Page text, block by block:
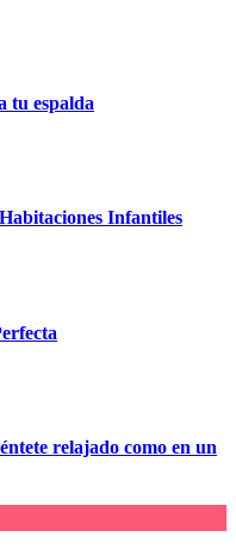
tu espalda
Infantiles
relajado como en un